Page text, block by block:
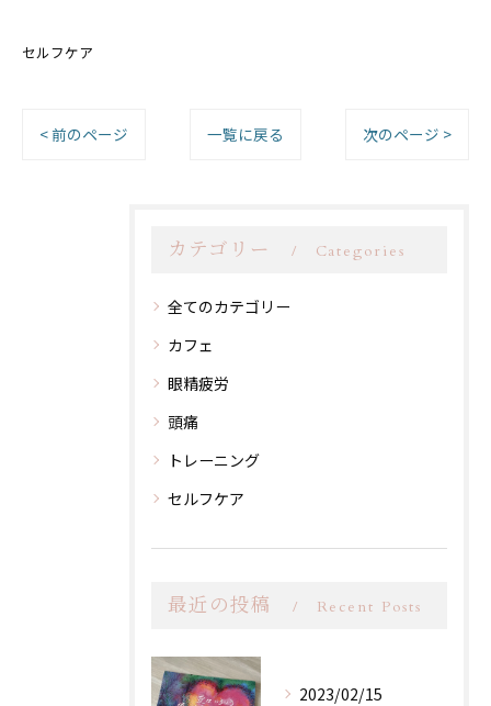
セルフケア
< 前のページ 一覧に戻る 次のページ >
カテゴリー Categories
全てのカテゴリー
カフェ
眼精疲労
頭痛
トレーニング
セルフケア
最近の投稿 Recent Posts
2023/02/15